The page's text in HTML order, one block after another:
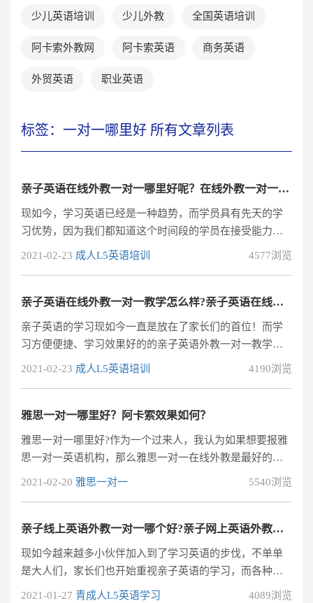
少儿英语培训 少儿外教 全国英语培训
阿卡索外教网 阿卡索英语 商务英语
外贸英语 职业英语
标签：一对一哪里好 所有文章列表
亲子英语在线外教一对一哪里好呢？在线外教一对一那家好？
现如今，学习英语已经是一种趋势，而学员具有先天的学
习优势，因为我们都知道这个时间段的学员在接受能力方
面是非常强的，现在就给学员一个很好的学习英语的语言
的英语学习环境的方式!也是受家长们接受的!亲子英语在线
2021-02-23 成人L5英语培训 4577浏览
亲子英语在线外教一对一教学怎么样?亲子英语在线外教一对一哪里好？
亲子英语的学习现如今一直是放在了家长们的首位！而学
习方便便捷、学习效果好的的亲子英语外教一对一教学一
直是们受家长欢迎的！可能对于刚刚接触或刚刚想给学员
外教一对一哪里好？对此小编了解了很多亲子英语培训平
2021-02-23 成人L5英语培训 4190浏览
雅思一对一哪里好？阿卡索效果如何？
雅思一对一哪里好?作为一个过来人，我认为如果想要报雅
思一对一英语机构，那么雅思一对一在线外教是最好的选
2021-02-20 雅思一对一 5540浏览
亲子线上英语外教一对一哪个好?亲子网上英语外教一对一哪里好?
现如今越来越多小伙伴加入到了学习英语的步伐，不单单
是大人们，家长们也开始重视亲子英语的学习，而各种各
样的英语培训机构也如雨后春笋般的不断涌现出来，其中
2021-01-27 青成人L5英语学习 4089浏览